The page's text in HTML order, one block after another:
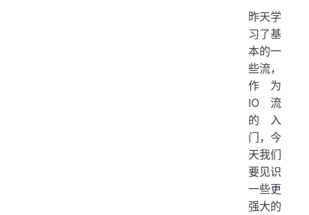
昨天学
习了基
本的一
些流，
作为
IO 流
的入
门，今
天我们
要见识
一些更
强大的